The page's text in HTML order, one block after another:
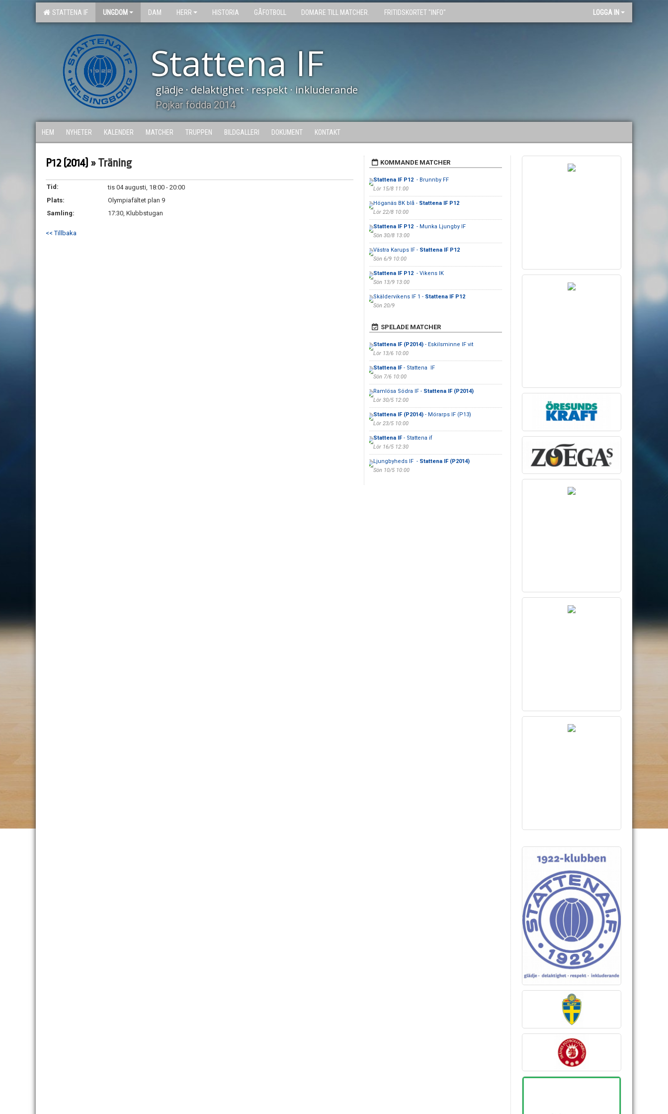
STATTENA IF UNGDOM DAM HERR HISTORIA GÅFOTBOLL DOMARE TILL MATCHER. FRITIDSKORTET "INFO" LOGGA IN
Stattena IF
glädje · delaktighet · respekt · inkluderande
Pojkar födda 2014
HEM NYHETER KALENDER MATCHER TRUPPEN BILDGALLERI DOKUMENT KONTAKT
P12 (2014) » Träning
Tid:
tis 04 augusti, 18:00 - 20:00
Plats:
Olympiafältet plan 9
Samling:
17:30, Klubbstugan
<< Tillbaka
KOMMANDE MATCHER
Stattena IF P12 - Brunnby FF
Lör 15/8 11:00
Höganäs BK blå - Stattena IF P12
Lör 22/8 10:00
Stattena IF P12 - Munka Ljungby IF
Sön 30/8 13:00
Västra Karups IF - Stattena IF P12
Sön 6/9 10:00
Stattena IF P12 - Vikens IK
Sön 13/9 13:00
Skäldervikens IF 1 - Stattena IF P12
Sön 20/9
SPELADE MATCHER
Stattena IF (P2014)- Eskilsminne IF vit
Lör 13/6 10:00
Stattena IF- Stattena IF
Sön 7/6 10:00
Ramlösa Södra IF - Stattena IF (P2014)
Lör 30/5 12:00
Stattena IF (P2014)- Mörarps IF (P13)
Lör 23/5 10:00
Stattena IF- Stattena if
Lör 16/5 12:30
Ljungbyheds IF - Stattena IF (P2014)
Sön 10/5 10:00